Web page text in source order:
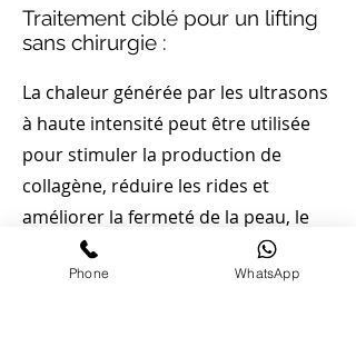
Traitement ciblé pour un lifting
sans chirurgie :
La chaleur générée par les ultrasons
à haute intensité peut être utilisée
pour stimuler la production de
collagène, réduire les rides et
améliorer la fermeté de la peau, le
tout sans nécessiter de procédure
chirurgicale invasive
Phone WhatsApp